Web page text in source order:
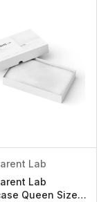
Lab
Lab
Queen Size